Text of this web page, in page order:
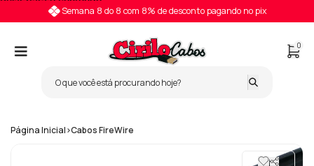
Semana 8 do 8 com 8% de desconto pagando no pix
0
Página Inicial>Cabos FireWire